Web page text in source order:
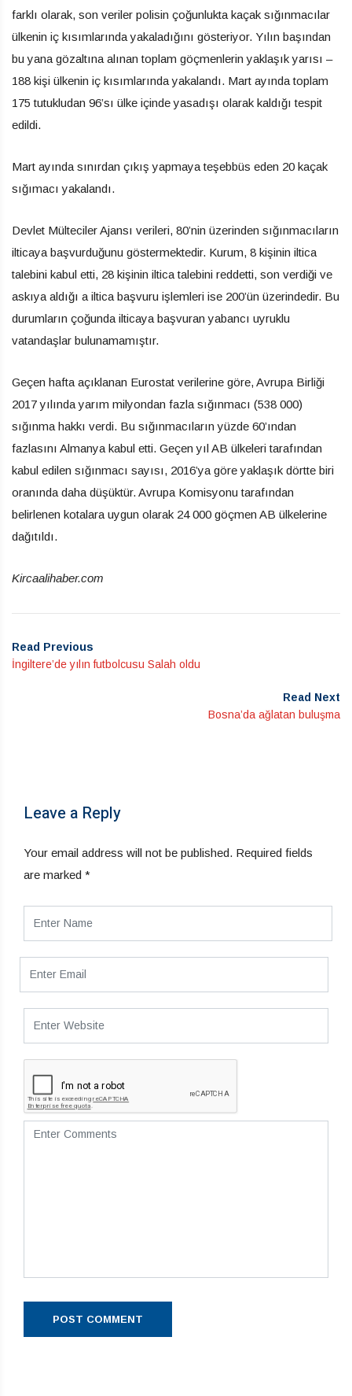
farklı olarak, son veriler polisin çoğunlukta kaçak sığınmacılar
ülkenin iç kısımlarında yakaladığını gösteriyor. Yılın başından
bu yana gözaltına alınan toplam göçmenlerin yaklaşık yarısı –
188 kişi ülkenin iç kısımlarında yakalandı. Mart ayında toplam
175 tutukludan 96’sı ülke içinde yasadışı olarak kaldığı tespit
edildi.
Mart ayında sınırdan çıkış yapmaya teşebbüs eden 20 kaçak
sığımacı yakalandı.
Devlet Mülteciler Ajansı verileri, 80’nin üzerinden sığınmacıların
ilticaya başvurduğunu göstermektedir. Kurum, 8 kişinin iltica
talebini kabul etti, 28 kişinin iltica talebini reddetti, son verdiği ve
askıya aldığı a iltica başvuru işlemleri ise 200’ün üzerindedir. Bu
durumların çoğunda ilticaya başvuran yabancı uyruklu
vatandaşlar bulunamamıştır.
Geçen hafta açıklanan Eurostat verilerine göre, Avrupa Birliği
2017 yılında yarım milyondan fazla sığınmacı (538 000)
sığınma hakkı verdi. Bu sığınmacıların yüzde 60’ından
fazlasını Almanya kabul etti. Geçen yıl AB ülkeleri tarafından
kabul edilen sığınmacı sayısı, 2016’ya göre yaklaşık dörtte biri
oranında daha düşüktür. Avrupa Komisyonu tarafından
belirlenen kotalara uygun olarak 24 000 göçmen AB ülkelerine
dağıtıldı.
Kircaalihaber.com
Read Previous
İngiltere’de yılın futbolcusu Salah oldu
Read Next
Bosna’da ağlatan buluşma
Leave a Reply
Your email address will not be published. Required fields
are marked *